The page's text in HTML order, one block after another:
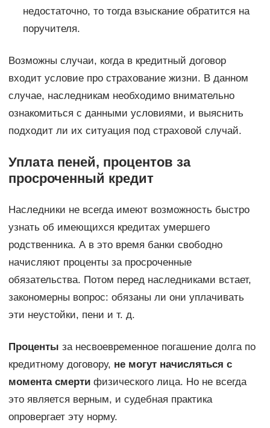
недостаточно, то тогда взыскание обратится на
поручителя.
Возможны случаи, когда в кредитный договор
входит условие про страхование жизни. В данном
случае, наследникам необходимо внимательно
ознакомиться с данными условиями, и выяснить
подходит ли их ситуация под страховой случай.
Уплата пеней, процентов за
просроченный кредит
Наследники не всегда имеют возможность быстро
узнать об имеющихся кредитах умершего
родственника. А в это время банки свободно
начисляют проценты за просроченные
обязательства. Потом перед наследниками встает,
закономерны вопрос: обязаны ли они уплачивать
эти неустойки, пени и т. д.
Проценты за несвоевременное погашение долга по
кредитному договору, не могут начисляться с
момента смертифизического лица. Но не всегда
это является верным, и судебная практика
опровергает эту норму.